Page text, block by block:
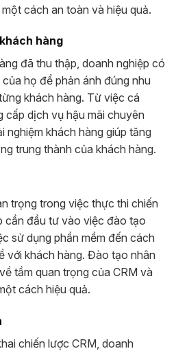
cách an toàn và hiệu quả.
hàng
đã thu thập, doanh nghiệp có
họ để phản ánh đúng nhu
khách hàng. Từ việc cá
cấp dịch vụ hậu mãi chuyên
nghiệm khách hàng giúp tăng
trung thành của khách hàng.
trọng trong việc thực thi chiến
cần đầu tư vào việc đào tạo
sử dụng phần mềm đến cách
với khách hàng. Đào tạo nhân
tầm quan trọng của CRM và
cách hiệu quả.
chiến lược CRM, doanh